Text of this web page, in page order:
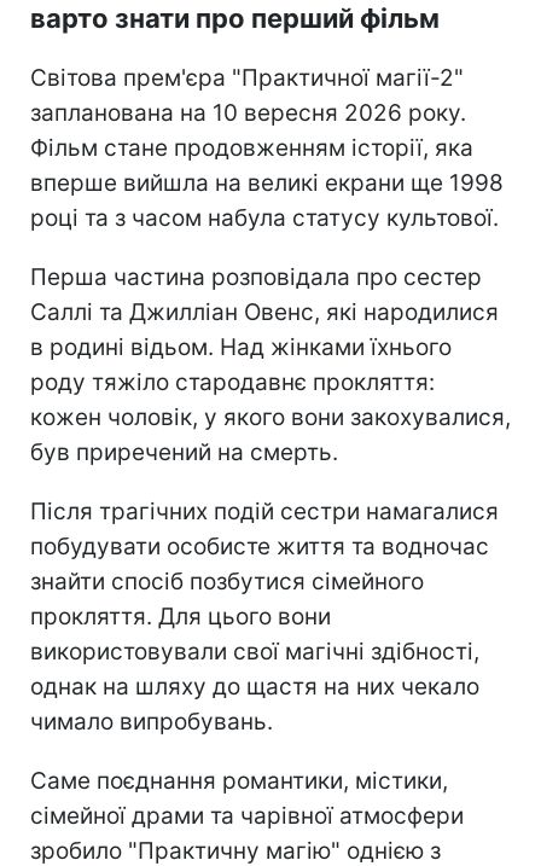
варто знати про перший фільм
Світова прем'єра "Практичної магії-2"
запланована на 10 вересня 2026 року.
Фільм стане продовженням історії, яка
вперше вийшла на великі екрани ще 1998
році та з часом набула статусу культової.
Перша частина розповідала про сестер
Саллі та Джилліан Овенс, які народилися
в родині відьом. Над жінками їхнього
роду тяжіло стародавнє прокляття:
кожен чоловік, у якого вони закохувалися,
був приречений на смерть.
Після трагічних подій сестри намагалися
побудувати особисте життя та водночас
знайти спосіб позбутися сімейного
прокляття. Для цього вони
використовували свої магічні здібності,
однак на шляху до щастя на них чекало
чимало випробувань.
Саме поєднання романтики, містики,
сімейної драми та чарівної атмосфери
зробило "Практичну магію" однією з